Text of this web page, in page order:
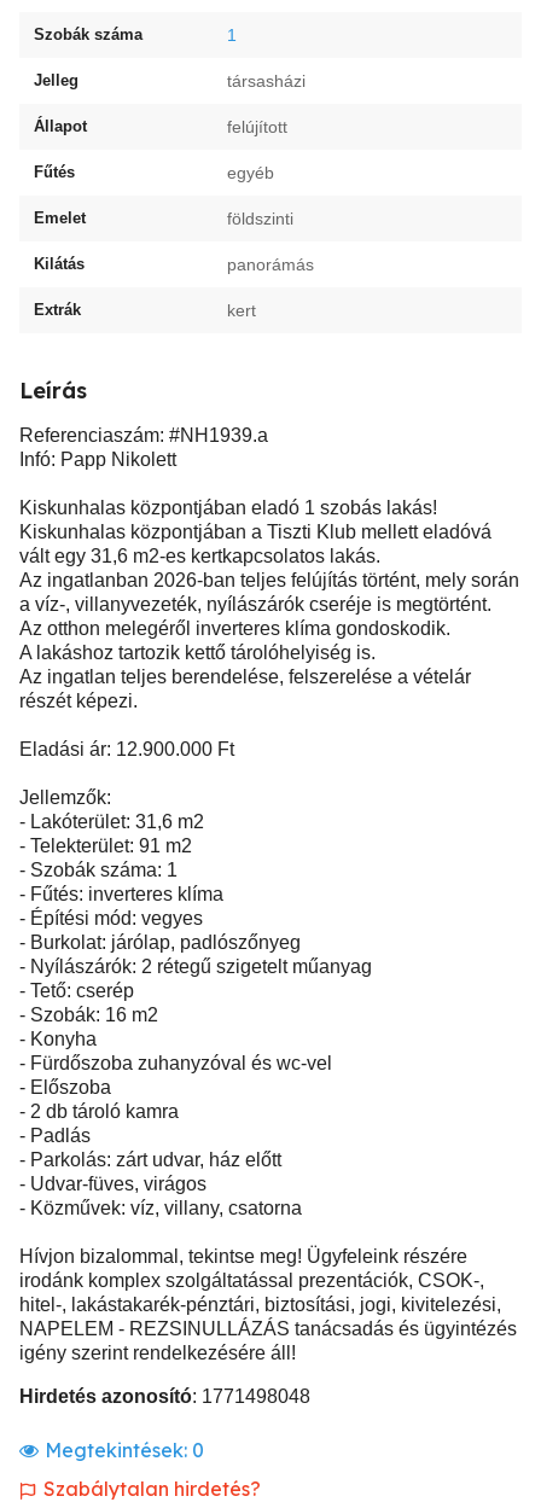
Szobák száma 1
Jelleg társasházi
Állapot felújított
Fűtés egyéb
Emelet földszinti
Kilátás panorámás
Extrák kert
Leírás
Referenciaszám: #NH1939.a
Infó: Papp Nikolett
Kiskunhalas központjában eladó 1 szobás lakás!
Kiskunhalas központjában a Tiszti Klub mellett eladóvá
vált egy 31,6 m2-es kertkapcsolatos lakás.
Az ingatlanban 2026-ban teljes felújítás történt, mely során
a víz-, villanyvezeték, nyílászárók cseréje is megtörtént.
Az otthon melegéről inverteres klíma gondoskodik.
A lakáshoz tartozik kettő tárolóhelyiség is.
Az ingatlan teljes berendelése, felszerelése a vételár
részét képezi.
Eladási ár: 12.900.000 Ft
Jellemzők:
- Lakóterület: 31,6 m2
- Telekterület: 91 m2
- Szobák száma: 1
- Fűtés: inverteres klíma
- Építési mód: vegyes
- Burkolat: járólap, padlószőnyeg
- Nyílászárók: 2 rétegű szigetelt műanyag
- Tető: cserép
- Szobák: 16 m2
- Konyha
- Fürdőszoba zuhanyzóval és wc-vel
- Előszoba
- 2 db tároló kamra
- Padlás
- Parkolás: zárt udvar, ház előtt
- Udvar-füves, virágos
- Közművek: víz, villany, csatorna
Hívjon bizalommal, tekintse meg! Ügyfeleink részére
irodánk komplex szolgáltatással prezentációk, CSOK-,
hitel-, lakástakarék-pénztári, biztosítási, jogi, kivitelezési,
NAPELEM - REZSINULLÁZÁS tanácsadás és ügyintézés
igény szerint rendelkezésére áll!
Hirdetés azonosító: 1771498048
Megtekintések: 0
Szabálytalan hirdetés?